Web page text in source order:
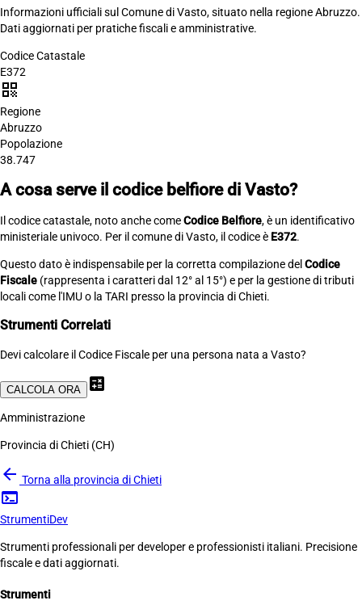
Informazioni ufficiali sul Comune di Vasto, situato nella regione Abruzzo.
Dati aggiornati per pratiche fiscali e amministrative.
Codice Catastale
E372
qr_code
Regione
Abruzzo
Popolazione
38.747
A cosa serve il codice belfiore di Vasto?
Il codice catastale, noto anche comeCodice Belfiore, è un identificativo
ministeriale univoco. Per il comune di Vasto, il codice è E372.
Questo dato è indispensabile per la corretta compilazione del Codice
Fiscale (rappresenta i caratteri dal 12° al 15°) e per la gestione di tributi
locali come l'IMU o la TARI presso la provincia di Chieti.
Strumenti Correlati
Devi calcolare il Codice Fiscale per una persona nata a Vasto?
CALCOLA ORA calculate
Amministrazione
Provincia di Chieti (CH)
arrow_back Torna alla provincia di Chieti
terminal
StrumentiDev
Strumenti professionali per developer e professionisti italiani. Precisione
fiscale e dati aggiornati.
Strumenti